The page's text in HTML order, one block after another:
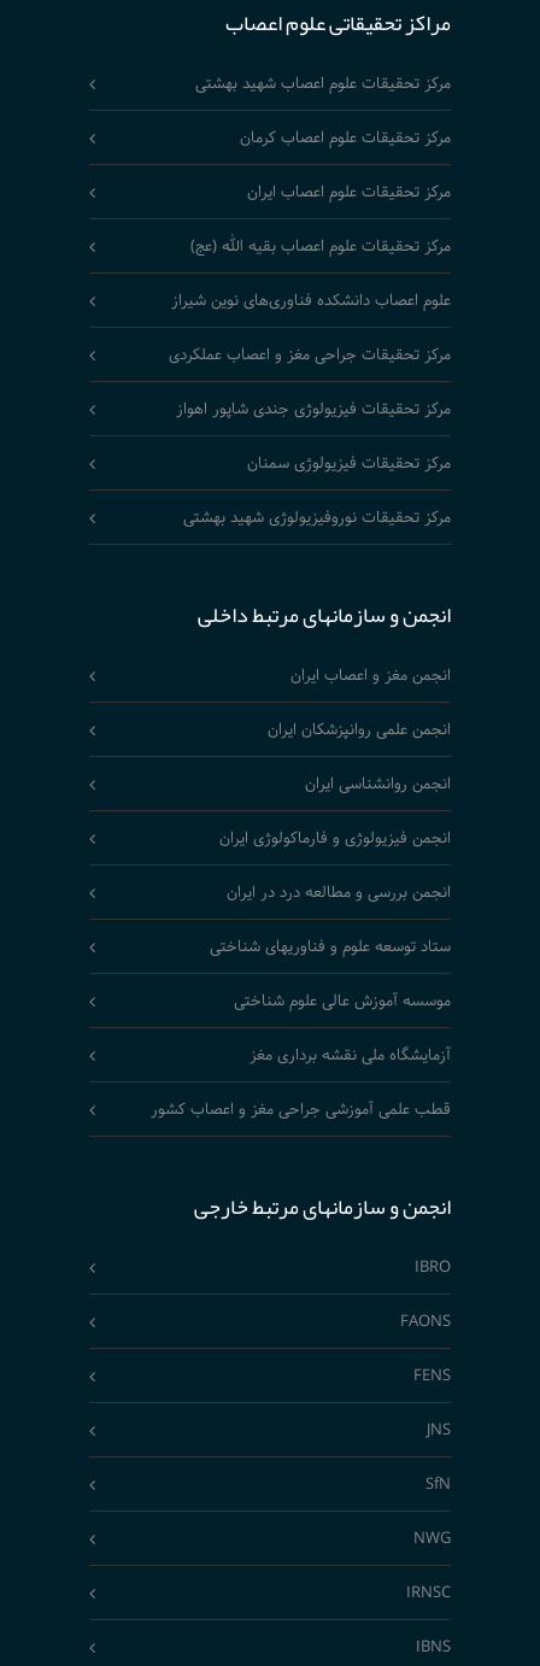
مراکز تحقیقاتی علوم اعصاب
مرکز تحقیقات علوم اعصاب شهید بهشتی
مرکز تحقیقات علوم اعصاب کرمان
مرکز تحقیقات علوم اعصاب ایران
مرکز تحقیقات علوم اعصاب بقیه الله (عج)
علوم اعصاب دانشکده فناوری‌های نوین شیراز
مرکز تحقیقات جراحی مغز و اعصاب عملکردی
مرکز تحقیقات فیزیولوژی جندی شاپور اهواز
مرکز تحقیقات فیزیولوژی سمنان
مرکز تحقیقات نوروفیزیولوژی شهید بهشتی
انجمن و سازمانهای مرتبط داخلی
انجمن مغز و اعصاب ایران
انجمن علمی روانپزشکان ایران
انجمن روانشناسی ایران
انجمن فیزیولوژی و فارماکولوژی ایران
انجمن بررسی و مطالعه درد در ایران
ستاد توسعه علوم و فناوریهای شناختی
موسسه آموزش عالی علوم شناختی
آزمایشگاه ملی نقشه برداری مغز
قطب علمی آموزشی جراحی مغز و اعصاب کشور
انجمن و سازمانهای مرتبط خارجی
IBRO
FAONS
FENS
JNS
SfN
NWG
IRNSC
IBNS